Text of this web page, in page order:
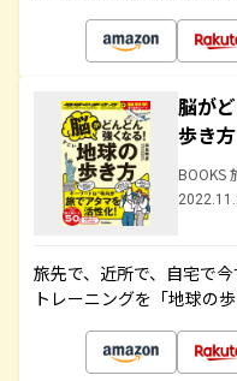
脳が
歩き方
BOOKS
旅先で、近所で、自宅で
トレーニングを「地球の